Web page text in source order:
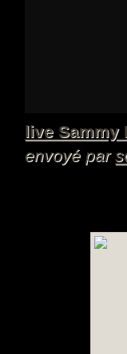
live Sammy
envoyé par